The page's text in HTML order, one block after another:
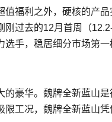
值福利之外，硬核的产
刚过去的12月首周（
选手，稳居细分市场第
的豪华。魏牌全新蓝山
限工况，魏牌全新蓝山凭